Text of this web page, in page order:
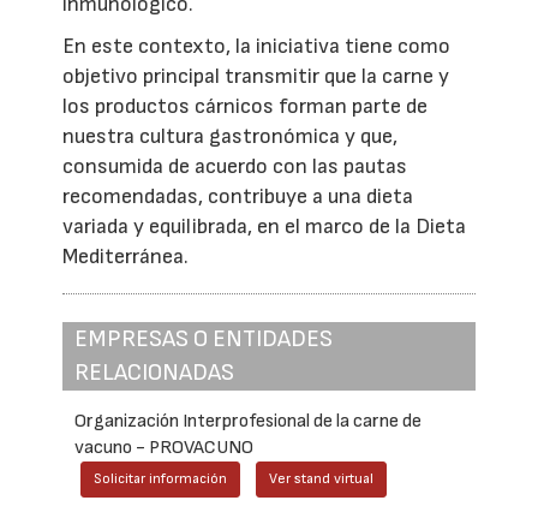
En este contexto, la iniciativa tiene como
objetivo principal transmitir que la carne y
los productos cárnicos forman parte de
nuestra cultura gastronómica y que,
consumida de acuerdo con las pautas
recomendadas, contribuye a una dieta
variada y equilibrada, en el marco de la Dieta
Mediterránea.
EMPRESAS O ENTIDADES
RELACIONADAS
Organización Interprofesional de la carne de
vacuno - PROVACUNO
Solicitar información Ver stand virtual